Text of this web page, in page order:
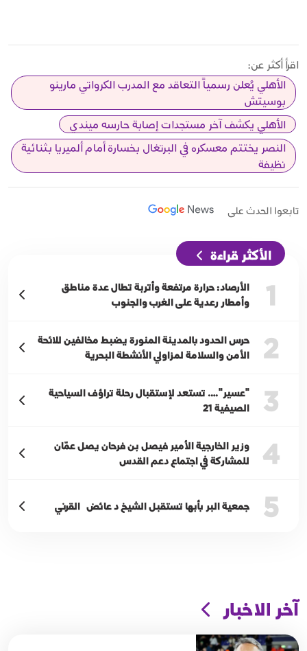
اقرأ أكثر عن:
الأهلي يُعلن رسمياً التعاقد مع المدرب الكرواتي مارينو
بوسيتش
الأهلي يكشف آخر مستجدات إصابة حارسه ميندي
النصر يختتم معسكره في البرتغال بخسارة أمام ألميريا بثنائية
نظيفة
تابعوا الحدث على
الأكثر قراءة
1
الأرصاد: حرارة مرتفعة وأتربة تطال عدة مناطق
وأمطار رعدية على الغرب والجنوب
2
حرس الحدود بالمدينة المنورة يضبط مخالفين للائحة
الأمن والسلامة لمزاولي الأنشطة البحرية
3
"عسير"…. تستعد لإستقبال رحلة تراؤف السياحية
الصيفية 21
4
وزير الخارجية الأمير فيصل بن فرحان يصل عمّان
للمشاركة في اجتماع دعم القدس
5 جمعية البر بأبها تستقبل الشيخ د عائض القرني
آخر الاخبار